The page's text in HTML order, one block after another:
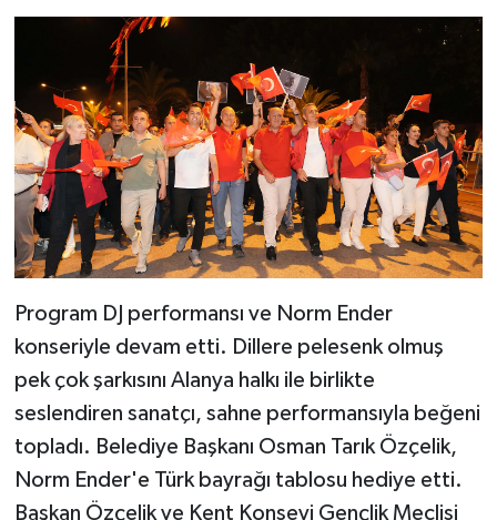
Program DJ performansı ve Norm Ender
konseriyle devam etti. Dillere pelesenk olmuş
pek çok şarkısını Alanya halkı ile birlikte
seslendiren sanatçı, sahne performansıyla beğeni
topladı. Belediye Başkanı Osman Tarık Özçelik,
Norm Ender'e Türk bayrağı tablosu hediye etti.
Başkan Özçelik ve Kent Konseyi Gençlik Meclisi